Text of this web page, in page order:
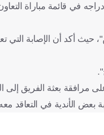
قائمة مباراة
حيث أكد أن الإصابة
مرافقة بعثة الفريق إلى
الأندية في التعاقد